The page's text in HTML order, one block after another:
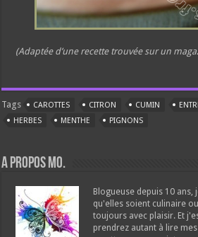
(Adaptée d’une recette trouvée sur un
Tags CAROTTES CITRON CUMIN
HERBES
MENTHE PIGNONS
A propos Mo.
Blogueuse depuis 10
qu'elles soient culinaire
toujours avec plaisir. Et
prendrez autant à lire